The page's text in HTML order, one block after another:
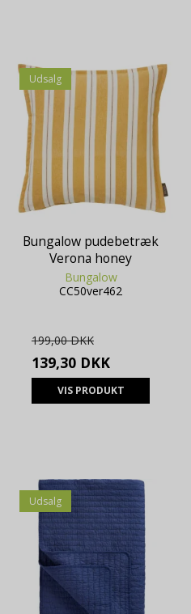
Udsalg
Bungalow pudebetræk
Verona honey
Bungalow
CC50ver462
199,00 DKK
139,30 DKK
VIS PRODUKT
Udsalg